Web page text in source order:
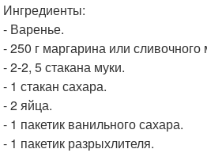
Ингредиенты:
- Варенье.
- 250 г маргарина или сливочного
- 2-2, 5 стакана муки.
- 1 стакан сахара.
- 2 яйца.
- 1 пакетик ванильного сахара.
- 1 пакетик разрыхлителя.